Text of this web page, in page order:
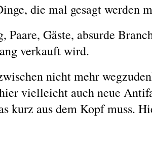
die mal gesagt werden
Gäste, absurde
verkauft wird.
nicht mehr
vielleicht auch neue
kurz aus dem Kopf muss.